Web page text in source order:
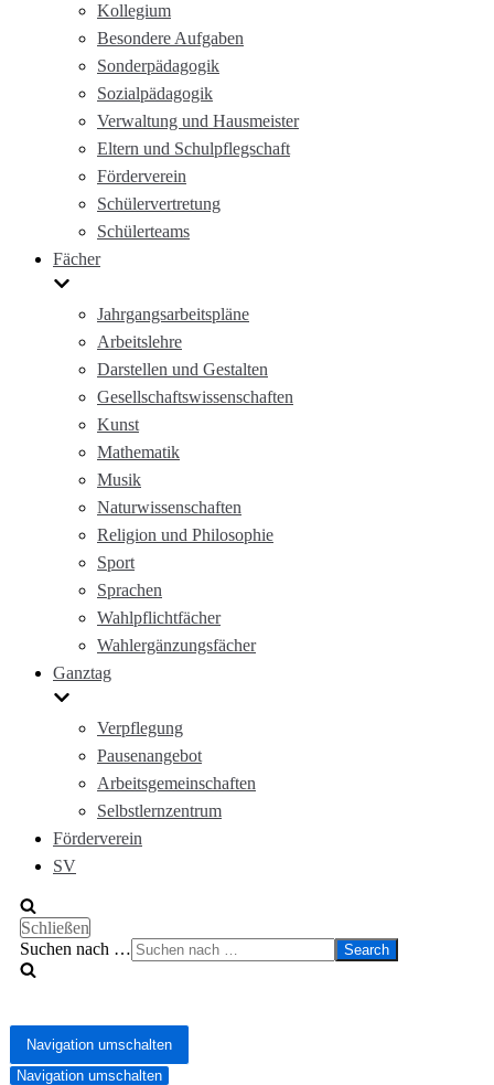
Kollegium
Besondere Aufgaben
Sonderpädagogik
Sozialpädagogik
Verwaltung und Hausmeister
Eltern und Schulpflegschaft
Förderverein
Schülervertretung
Schülerteams
Fächer
Jahrgangsarbeitspläne
Arbeitslehre
Darstellen und Gestalten
Gesellschaftswissenschaften
Kunst
Mathematik
Musik
Naturwissenschaften
Religion und Philosophie
Sport
Sprachen
Wahlpflichtfächer
Wahlergänzungsfächer
Ganztag
Verpflegung
Pausenangebot
Arbeitsgemeinschaften
Selbstlernzentrum
Förderverein
SV
Schließen
Suchen nach …
Navigation umschalten
Navigation umschalten